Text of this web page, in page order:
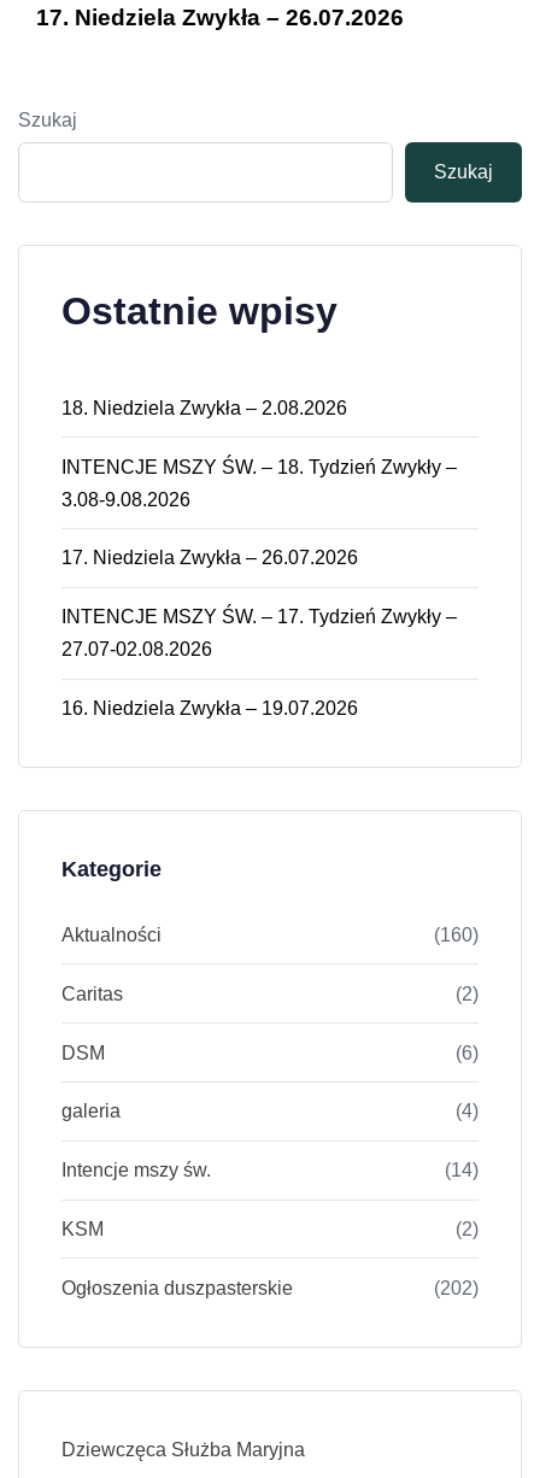
17. Niedziela Zwykła – 26.07.2026
Szukaj
Szukaj
Ostatnie wpisy
18. Niedziela Zwykła – 2.08.2026
INTENCJE MSZY ŚW. – 18. Tydzień Zwykły –
3.08-9.08.2026
17. Niedziela Zwykła – 26.07.2026
INTENCJE MSZY ŚW. – 17. Tydzień Zwykły –
27.07-02.08.2026
16. Niedziela Zwykła – 19.07.2026
Kategorie
Aktualności (160)
Caritas (2)
DSM (6)
galeria (4)
Intencje mszy św. (14)
KSM (2)
Ogłoszenia duszpasterskie (202)
Dziewczęca Służba Maryjna